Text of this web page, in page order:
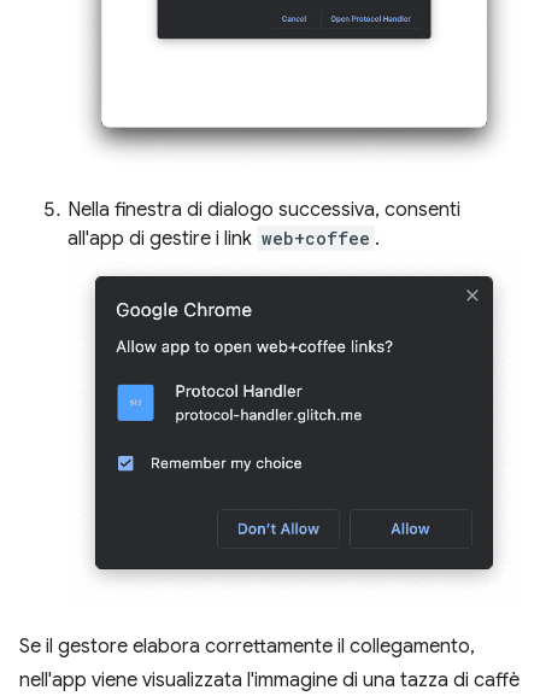
Nella finestra di dialogo successiva, consenti
all'app di gestire i link web+coffee .
Se il gestore elabora correttamente il collegamento,
nell'app viene visualizzata l'immagine di una tazza di caffè